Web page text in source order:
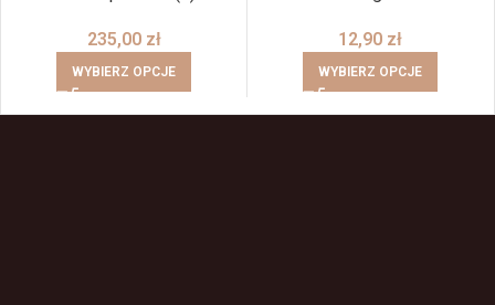
235,00 zł
WYBIERZ OPCJE
12,90 zł
WYBIERZ OPCJE